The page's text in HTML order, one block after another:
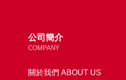
公司簡介
COMPANY
關於我們 ABOUT US